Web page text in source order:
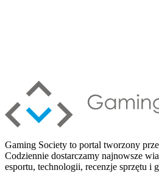
Gaming Society to portal tworzony
Codziennie dostarczamy najnowsze
esportu, technologii, recenzje sprzętu i